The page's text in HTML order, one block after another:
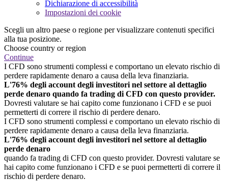
Dichiarazione di accessibilità
Impostazioni dei cookie
Scegli un altro paese o regione per visualizzare contenuti specifici
alla tua posizione.
Choose country or region
Continue
I CFD sono strumenti complessi e comportano un elevato rischio di
perdere rapidamente denaro a causa della leva finanziaria.
L'76% degli account degli investitori nel settore al dettaglio
perde denaro quando fa trading di CFD con questo provider.
Dovresti valutare se hai capito come funzionano i CFD e se puoi
permetterti di correre il rischio di perdere denaro.
I CFD sono strumenti complessi e comportano un elevato rischio di
perdere rapidamente denaro a causa della leva finanziaria.
L'76% degli account degli investitori nel settore al dettaglio
perde denaro
quando fa trading di CFD con questo provider. Dovresti valutare se
hai capito come funzionano i CFD e se puoi permetterti di correre il
rischio di perdere denaro.